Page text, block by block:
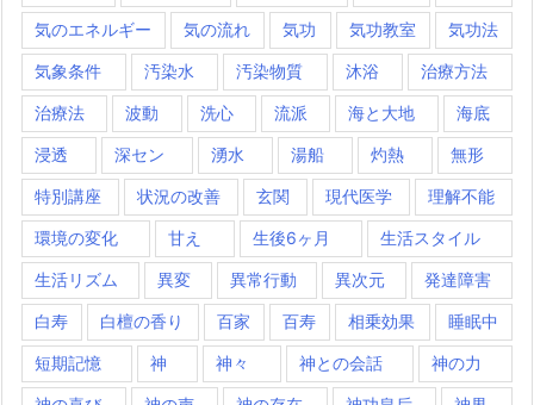
気のエネルギー 気の流れ 気功 気功教室 気功法
気象条件 汚染水 汚染物質 沐浴 治療方法
治療法 波動 洗心 流派 海と大地 海底
浸透 深セン 湧水 湯船 灼熱 無形
特別講座 状況の改善 玄関 現代医学 理解不能
環境の変化 甘え 生後6ヶ月 生活スタイル
生活リズム 異変 異常行動 異次元 発達障害
白寿 白檀の香り 百家 百寿 相乗効果 睡眠中
短期記憶 神 神々 神との会話 神の力